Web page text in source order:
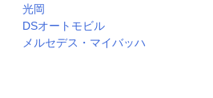
光岡
DSオートモビル
メルセデス・マイバッハ